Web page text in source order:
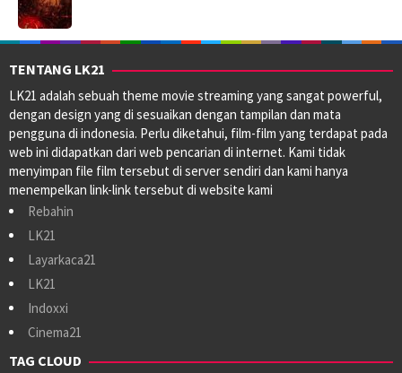
TENTANG LK21
LK21 adalah sebuah theme movie streaming yang sangat powerful,
dengan design yang di sesuaikan dengan tampilan dan mata
pengguna di indonesia. Perlu diketahui, film-film yang terdapat pada
web ini didapatkan dari web pencarian di internet. Kami tidak
menyimpan file film tersebut di server sendiri dan kami hanya
menempelkan link-link tersebut di website kami
Rebahin
LK21
Layarkaca21
LK21
Indoxxi
Cinema21
TAG CLOUD